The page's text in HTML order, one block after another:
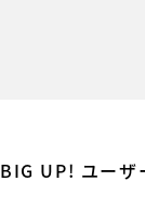
BIG UP! ユーザ